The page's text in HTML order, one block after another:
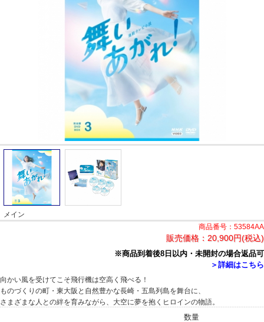
メイン
商品番号：53584AA
販売価格： 20,900円(税込)
※商品到着後8日以内・未開封の場合返品可
＞詳細はこちら
向かい風を受けてこそ飛行機は空高く飛べる！
ものづくりの町・東大阪と自然豊かな長崎・五島列島を舞台に、
さまざまな人との絆を育みながら、大空に夢を抱くヒロインの物語。
数量